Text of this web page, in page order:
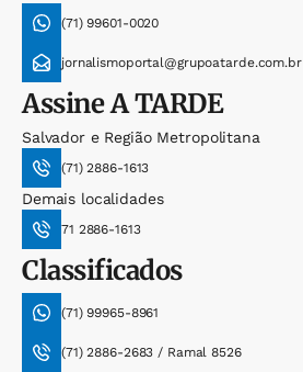
(71) 99601-0020
jornalismoportal@grupoatarde.com.br
AssineA TARDE
Salvador e Região Metropolitana
(71) 2886-1613
Demais localidades
71 2886-1613
Classificados
(71) 99965-8961
(71) 2886-2683 / Ramal 8526